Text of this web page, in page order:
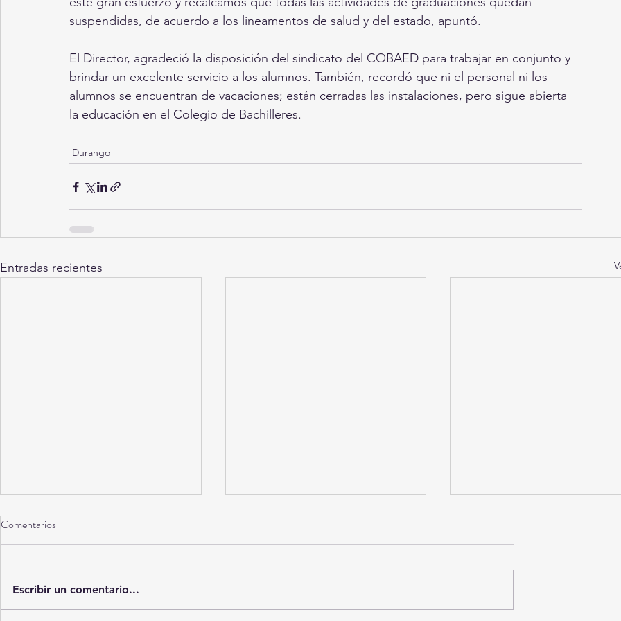
suspendidas, de acuerdo a los lineamentos de salud y del estado, apuntó.
El Director, agradeció la disposición del sindicato del COBAED para trabajar en conjunto y
brindar un excelente servicio a los alumnos. También, recordó que ni el personal ni los
alumnos se encuentran de vacaciones; están cerradas las instalaciones, pero sigue abierta
la educación en el Colegio de Bachilleres.
Durango
Entradas recientes
La Catafixia
Comentarios
Escribir un comentario...